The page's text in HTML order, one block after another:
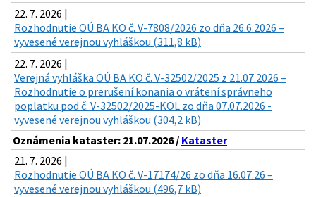
22. 7. 2026 |
Rozhodnutie OÚ BA KO č. V-7808/2026 zo dňa 26.6.2026 –
vyvesené verejnou vyhláškou (311,8 kB)
22. 7. 2026 |
Verejná vyhláška OÚ BA KO č. V-32502/2025 z 21.07.2026 –
Rozhodnutie o prerušení konania o vrátení správneho
poplatku pod č. V-32502/2025-KOL zo dňa 07.07.2026 -
vyvesené verejnou vyhláškou (304,2 kB)
Oznámenia kataster: 21.07.2026 / Kataster
21. 7. 2026 |
Rozhodnutie OÚ BA KO č. V-17174/26 zo dňa 16.07.26 –
vyvesené verejnou vyhláškou (496,7 kB)